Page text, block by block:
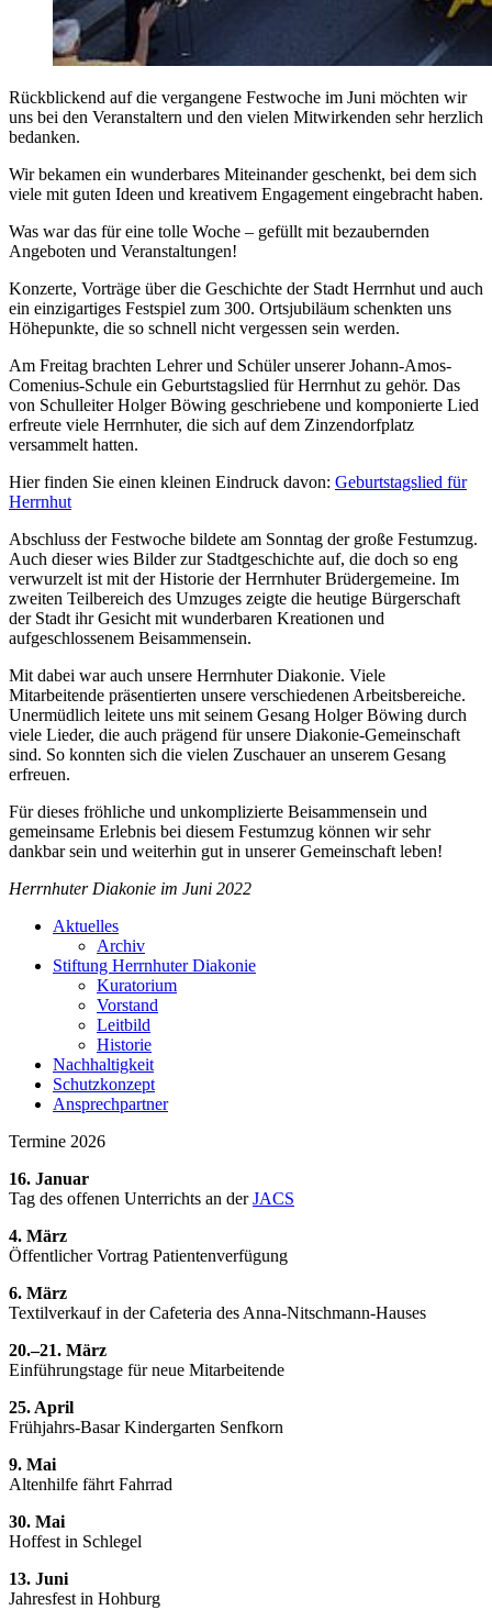
Previous
Next
Rückblickend auf die vergangene Festwoche im Juni möchten wir
uns bei den Veranstaltern und den vielen Mitwirkenden sehr herzlich
bedanken.
Wir bekamen ein wunderbares Miteinander geschenkt, bei dem sich
viele mit guten Ideen und kreativem Engagement eingebracht haben.
Was war das für eine tolle Woche – gefüllt mit bezaubernden
Angeboten und Veranstaltungen!
Konzerte, Vorträge über die Geschichte der Stadt Herrnhut und auch
ein einzigartiges Festspiel zum 300. Ortsjubiläum schenkten uns
Höhepunkte, die so schnell nicht vergessen sein werden.
Am Freitag brachten Lehrer und Schüler unserer Johann-Amos-
Comenius-Schule ein Geburtstagslied für Herrnhut zu gehör. Das
von Schulleiter Holger Böwing geschriebene und komponierte Lied
erfreute viele Herrnhuter, die sich auf dem Zinzendorfplatz
versammelt hatten.
Hier finden Sie einen kleinen Eindruck davon: Geburtstagslied für
Herrnhut
Abschluss der Festwoche bildete am Sonntag der große Festumzug.
Auch dieser wies Bilder zur Stadtgeschichte auf, die doch so eng
verwurzelt ist mit der Historie der Herrnhuter Brüdergemeine. Im
zweiten Teilbereich des Umzuges zeigte die heutige Bürgerschaft
der Stadt ihr Gesicht mit wunderbaren Kreationen und
aufgeschlossenem Beisammensein.
Mit dabei war auch unsere Herrnhuter Diakonie. Viele
Mitarbeitende präsentierten unsere verschiedenen Arbeitsbereiche.
Unermüdlich leitete uns mit seinem Gesang Holger Böwing durch
viele Lieder, die auch prägend für unsere Diakonie-Gemeinschaft
sind. So konnten sich die vielen Zuschauer an unserem Gesang
erfreuen.
Für dieses fröhliche und unkomplizierte Beisammensein und
gemeinsame Erlebnis bei diesem Festumzug können wir sehr
dankbar sein und weiterhin gut in unserer Gemeinschaft leben!
Herrnhuter Diakonie im Juni 2022
Aktuelles
Archiv
Stiftung Herrnhuter Diakonie
Kuratorium
Vorstand
Leitbild
Historie
Nachhaltigkeit
Schutzkonzept
Ansprechpartner
Termine 2026
16. Januar
Tag des offenen Unterrichts an derJACS
4. März
Öffentlicher Vortrag Patientenverfügung
6. März
Textilverkauf in der Cafeteria des Anna-Nitschmann-Hauses
20.–21. März
Einführungstage für neue Mitarbeitende
25. April
Frühjahrs-Basar Kindergarten Senfkorn
9. Mai
Altenhilfe fährt Fahrrad
30. Mai
Hoffest in Schlegel
13. Juni
Jahresfest in Hohburg